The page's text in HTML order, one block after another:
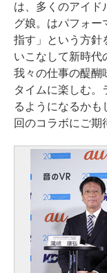
は、多くのアイド
グ娘。はパフォー
指す」という方針
いこなして新時代
我々の仕事の醍醐
タイムに楽しむ。
るようになるかも
回のコラボにご期